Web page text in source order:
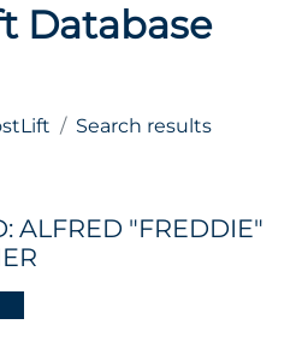
Database
Search results
ALFRED "FREDDIE"